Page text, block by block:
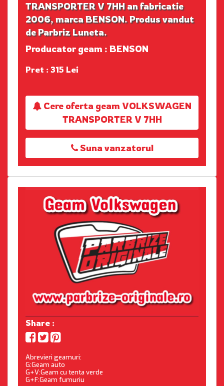
TRANSPORTER V 7HH an fabricatie
2006, marca BENSON. Produs vandut
de Parbriz Luneta.
Producator geam : BENSON
Pret : 315 Lei
Cere oferta geam VOLKSWAGEN
TRANSPORTER V 7HH
Suna vanzatorul
Share :
Abrevieri geamuri:
G:Geam auto
G+V:Geam cu tenta verde
G+F:Geam fumuriu